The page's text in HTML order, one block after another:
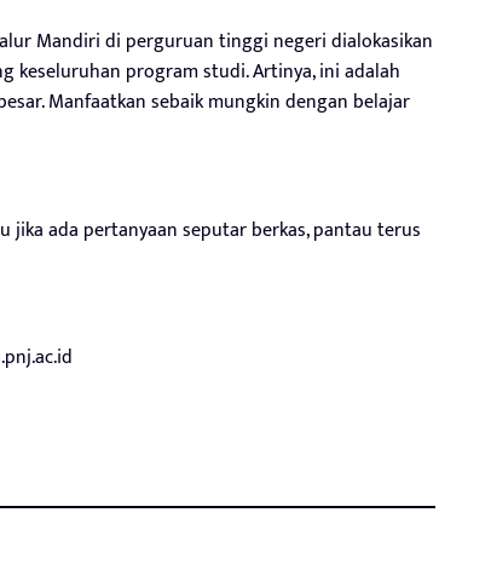
Mandiri di perguruan tinggi negeri dialokasikan
keseluruhan program studi. Artinya, ini adalah
Manfaatkan sebaik mungkin dengan belajar
ada pertanyaan seputar berkas, pantau terus